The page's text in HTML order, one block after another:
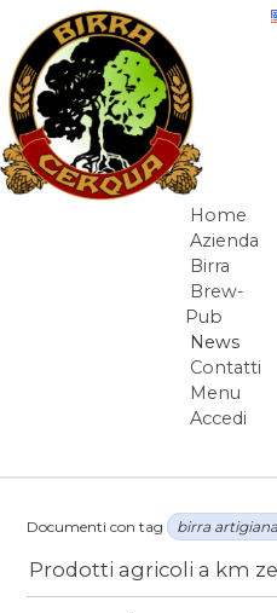
Salta al contenuto
Home
Azienda
Birra
Brew-
Pub
News
Contatti
Menu
Accedi
Elementi
News / birra artigianale
Documenti con tag birra
Prodotti agricoli a km